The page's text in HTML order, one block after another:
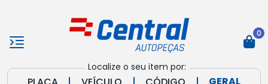
Localize o seu item por:
0